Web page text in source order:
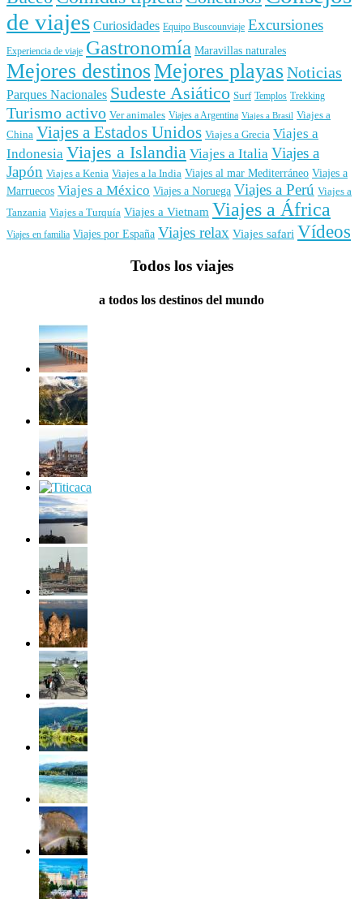
de viajes Curiosidades Equipo Buscounviaje Excursiones
Experiencia de viaje Gastronomía Maravillas naturales
Mejores destinosMejores playasNoticias
Parques Nacionales Sudeste Asiático Surf Templos Trekking
Turismo activo Ver animales Viajes a Argentina Viajes a Brasil Viajes a
China Viajes a Estados Unidos Viajes a Grecia Viajes a
Indonesia Viajes a Islandia Viajes a Italia Viajes a
Japón Viajes a Kenia Viajes a la India Viajes al mar Mediterráneo Viajes a
Marruecos Viajes a México Viajes a Noruega Viajes a Perú Viajes a
Tanzania Viajes a Turquía Viajes a Vietnam Viajes a África
Viajes en familia Viajes por España Viajes relax Viajes safari Vídeos
Todos los viajes
a todos los destinos del mundo